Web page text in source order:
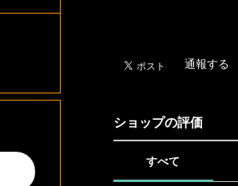
通報する
ショップの評価
すべて